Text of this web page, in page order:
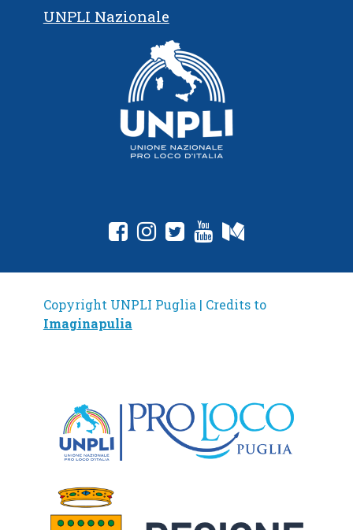
UNPLI Nazionale
fab fa-facebook-square
fab fa-instagram
fab fa-twitter-square
fab fa-youtube
Copyright UNPLI Puglia | Credits to
Imaginapulia